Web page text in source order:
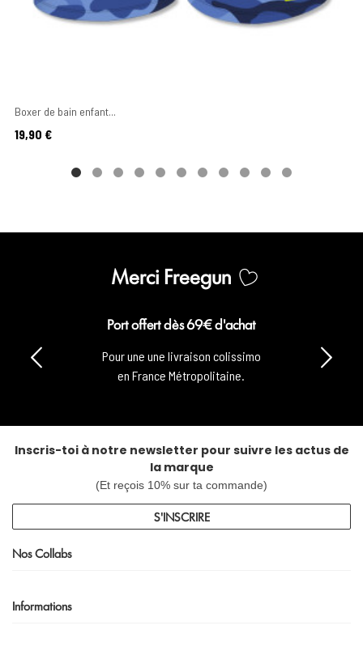
Boxer de bain enfant...
Prix
19,90 €
Merci Freegun
Port offert dès 69€ d'achat
Pour une une livraison colissimo
en France Métropolitaine.
Inscris-toi à notre newsletter pour suivre les actus de
la marque
(Et reçois 10% sur ta commande)
S'INSCRIRE
Nos Collabs
Informations